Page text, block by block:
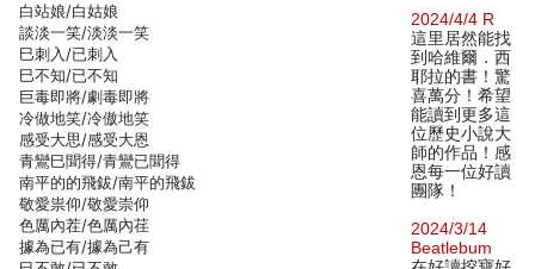
白站娘/白姑娘
談淡一笑/淡淡一笑
巳刺入/已刺入
巳不知/已不知
巨毒即將/劇毒即將
冷做地笑/冷傲地笑
感受大思/感受大恩
青鸞巳聞得/青鸞已聞得
南平的的飛鈸/南平的飛鈸
敬愛祟仰/敬愛崇仰
色厲內茬/色厲內荏
據為已有/據為己有
2024/4/4 R
這里居然能找
到哈維爾．西
耶拉的書！驚
喜萬分！希望
能讀到更多這
位歷史小說大
師的作品！感
恩每一位好讀
團隊！
2024/3/14
Beatlebum